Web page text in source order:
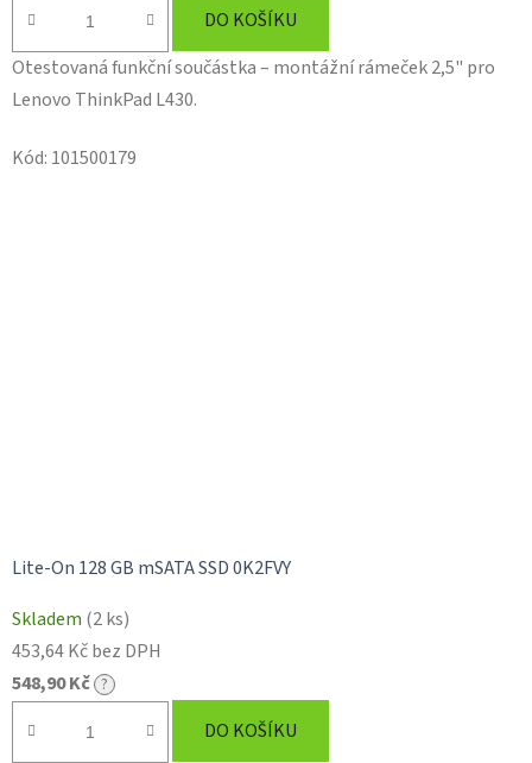
DO KOŠÍKU
Otestovaná funkční součástka – montážní rámeček 2,5" pro
Lenovo ThinkPad L430.
Kód: 101500179
Lite-On 128 GB mSATA SSD 0K2FVY
Skladem (2 ks)
453,64 Kč bez DPH
548,90 Kč ?
DO KOŠÍKU